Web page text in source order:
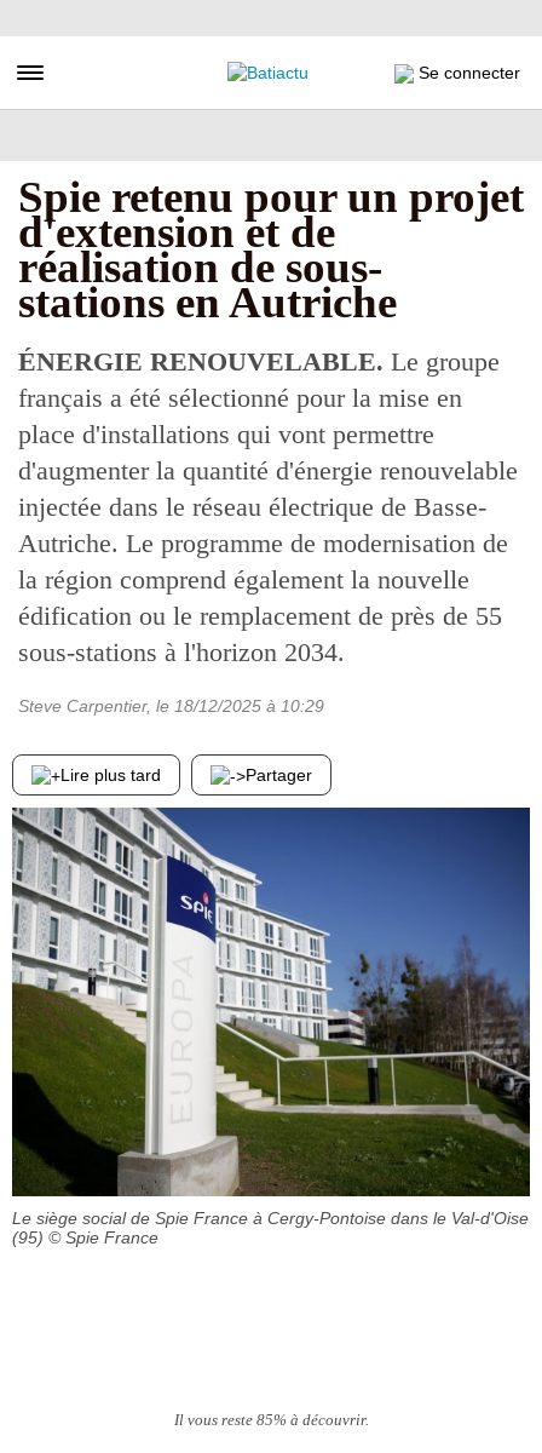
au
principal
Toggle navigation Se connecter
Spie retenu pour un projet
d'extension et de
réalisation de sous-
stations en Autriche
ÉNERGIE RENOUVELABLE. Le groupe
français a été sélectionné pour la mise en
place d'installations qui vont permettre
d'augmenter la quantité d'énergie renouvelable
injectée dans le réseau électrique de Basse-
Autriche. Le programme de modernisation de
la région comprend également la nouvelle
édification ou le remplacement de près de 55
sous-stations à l'horizon 2034.
Steve Carpentier, le 18/12/2025 à 10:29
Lire plus tard Partager
Le siège social de Spie France à Cergy-Pontoise dans le Val-d'Oise
(95) © Spie France
Il vous reste 85% à découvrir.